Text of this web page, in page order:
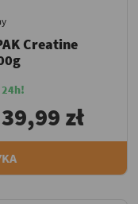
Creatine
24h!
39,99 zł